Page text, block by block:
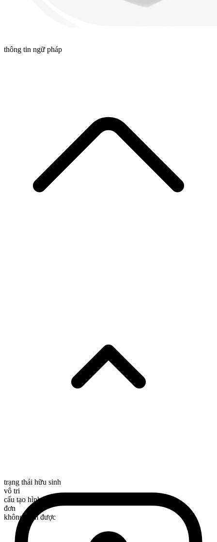
thông tin ngữ pháp
trạng thái hữu sinh
vô tri
cấu tạo hình thái
đơn
không đếm được